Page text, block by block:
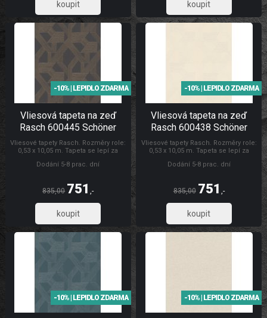
569,01 569,01
Vliesová tapeta na zeď
Rasch 600445 Schöner
Wohnen CL
Vliesové tapety Rasch. Rozměry role:
0,53 x 10,05 m. Tapeta se lepí za
zeď. Vliesové tapety na zeď se
zakrytí jemných prasklin. Tapety
Schöner Wohnen CL
-10% | LEPIDLO ZDARMA
Dodání 5-8 prac. dní
835,00 751 ,-
621,07
Vliesová tapeta na zeď
Rasch 600438 Schöner
Wohnen CL
Vliesové tapety Rasch. Rozměry role:
0,53 x 10,05 m. Tapeta se lepí za
zeď. Vliesové tapety na zeď se
zakrytí jemných prasklin. Tapety
Rasch Tapety Schöner Wohnen CL
-10% | LEPIDLO ZDARMA
Dodání 5-8 prac. dní
835,00 751 ,-
621,07
-10% | LEPIDLO ZDARMA -10% | LEPIDLO ZDARMA